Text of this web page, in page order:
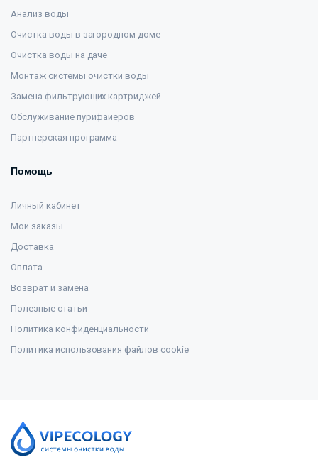
Анализ воды
Очистка воды в загородном доме
Очистка воды на даче
Монтаж системы очистки воды
Замена фильтрующих картриджей
Обслуживание пурифайеров
Партнерская программа
Помощь
Личный кабинет
Мои заказы
Доставка
Оплата
Возврат и замена
Полезные статьи
Политика конфиденциальности
Политика использования файлов cookie